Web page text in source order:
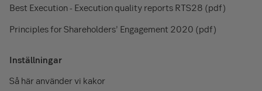
Best Execution - Execution quality reports RTS28 (pdf)
Principles for Shareholders’ Engagement 2020 (pdf)
Inställningar
Så här använder vi kakor